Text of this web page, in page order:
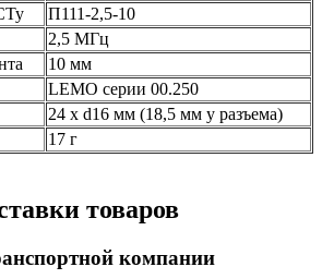
П111-2,5-10
2,5 МГц
10 мм
LEMO серии 00.250
24 х d16 мм (18,5 мм у разъема)
17 г
товаров
компании